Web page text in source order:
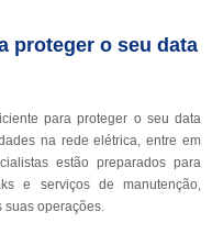
proteger o seu data
para proteger o seu data
na rede elétrica, entre em
estão preparados para
e serviços de manutenção,
suas operações.